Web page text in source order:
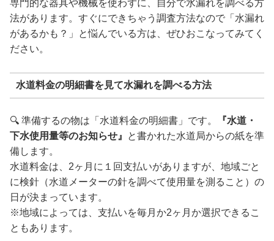
専門的な器具や機械を使わずに、自分で水漏れを調べる方
法があります。すぐにできちゃう調査方法なので「水漏れ
があるかも？」と悩んでいる方は、ぜひおこなってみてく
ださい。
水道料金の明細書を見て水漏れを調べる方法
🔍 準備するの物は「水道料金の明細書」です。
『水道・
下水使用量等のお知らせ』
と書かれた水道局からの紙を準
備します。
水道料金は、2ヶ月に１回支払いがありますが、地域ごと
に検針（水道メーターの針を調べて使用量を測ること）の
日が決まっています。
※地域によっては、支払いを毎月か2ヶ月か選択できるこ
ともあります。